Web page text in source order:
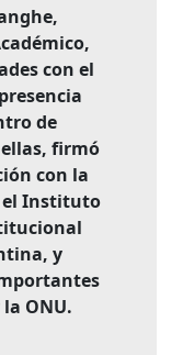
con el
de
firmó
con la
el Instituto
y
ONU.